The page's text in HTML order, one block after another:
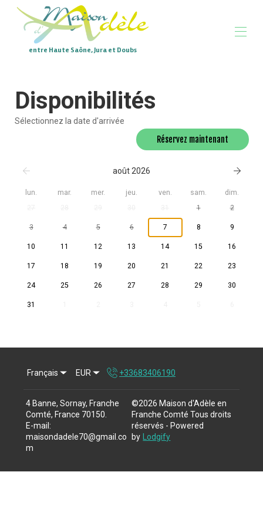
entre Haute Saône, Jura et Doubs
Vue d'ensemble
Plan
Galerie
Conditions
Disponibilités
Contact
Disponibilités
Sélectionnez la date d'arrivée
Réservez maintenant
août 2026
lun. mar. mer. jeu. ven. sam.
dim.
1 2
3 4 5 6 7 8 9
10 11 12 13 14 15 16
17 18 19 20 21 22 23
24 25 26 27 28 29 30
31
Français EUR +33683406190
4 Banne, Sornay, Franche
Comté, France 70150
E-mail :
maisondadele70@gmail.co
m
©2026 Maison d'Adèle en
Franche Comté Tous droits
réservés - Powered
by
Lodgify